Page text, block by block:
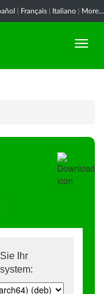
Français Italiano More...
Ihr